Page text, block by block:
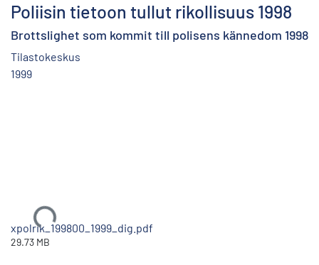
Poliisin tietoon tullut rikollisuus 1998
Brottslighet som kommit till polisens kännedom 1998
Tilastokeskus
1999
Ladataan...
xpolrik_199800_1999_dig.pdf
29.73 MB